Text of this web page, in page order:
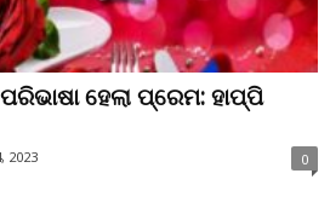
ହେଲା ପ୍ରେମ: ହାପ୍ପି
2023 0